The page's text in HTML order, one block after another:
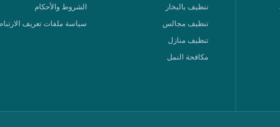
تنظيف بالبخار
تنظيف مجالس
تنظيف منازل
مكافحة النمل
الشروط والأحكام
سياسة ملفات تعريف